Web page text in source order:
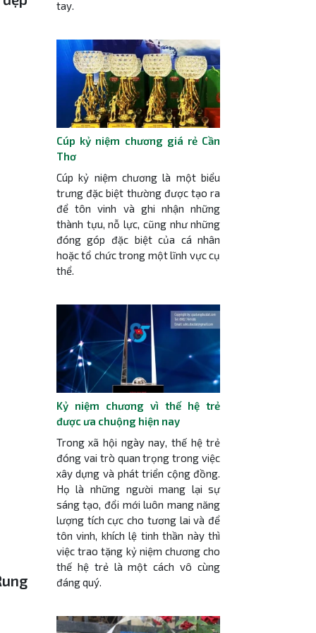
tay.
Cúp kỷ niệm chương giá rẻ Cần
Thơ
Cúp kỷ niệm chương là một biểu
trưng đặc biệt thường được tạo ra
để tôn vinh và ghi nhận những
thành tựu, nỗ lực, cũng như những
đóng góp đặc biệt của cá nhân
hoặc tổ chức trong một lĩnh vực cụ
thể.
Kỷ niệm chương vì thế hệ trẻ
được ưa chuộng hiện nay
Trong xã hội ngày nay, thế hệ trẻ
đóng vai trò quan trọng trong việc
xây dựng và phát triển cộng đồng.
Họ là những người mang lại sự
sáng tạo, đổi mới luôn mang năng
lượng tích cực cho tương lai và để
tôn vinh, khích lệ tinh thần này thì
việc trao tặng kỷ niệm chương cho
thế hệ trẻ là một cách vô cùng
đáng quý.